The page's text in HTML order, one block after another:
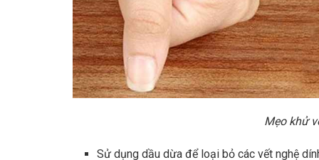
Mẹo khử
Sử dụng dầu dừa để loại bỏ các vết nghệ